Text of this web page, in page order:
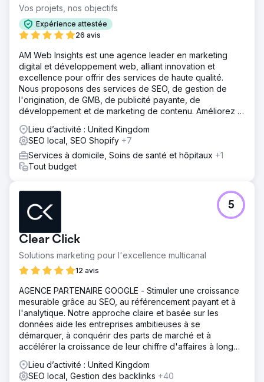
Vos projets, nos objectifs
Expérience attestée
26 avis
AM Web Insights est une agence leader en marketing
digital et développement web, alliant innovation et
excellence pour offrir des services de haute qualité.
Nous proposons des services de SEO, de gestion de
l'origination, de GMB, de publicité payante, de
développement et de marketing de contenu. Améliorez la
Lieu d’activité : United Kingdom
SEO local, SEO Shopify +7
Services à domicile, Soins de santé et hôpitaux +1
Tout budget
Clear Click
Solutions marketing pour l'excellence multicanal
12 avis
5
AGENCE PARTENAIRE GOOGLE - Stimuler une croissance
mesurable grâce au SEO, au référencement payant et à
l'analytique. Notre approche claire et basée sur les
données aide les entreprises ambitieuses à se
démarquer, à conquérir des parts de marché et à
accélérer la croissance de leur chiffre d'affaires à long
Lieu d’activité : United Kingdom
SEO local, Gestion des backlinks +40